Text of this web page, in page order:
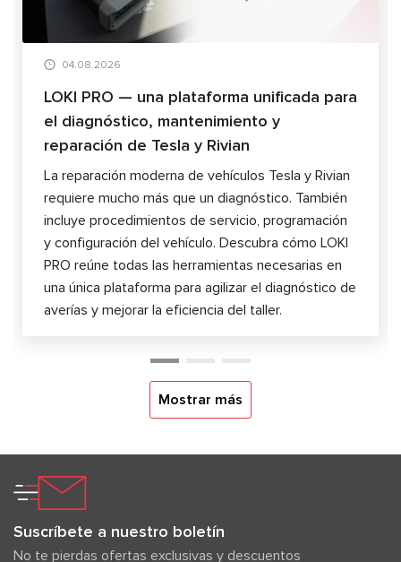
04.08.2026
LOKI PRO — una plataforma unificada para
el diagnóstico, mantenimiento y
reparación de Tesla y Rivian
La reparación moderna de vehículos Tesla y Rivian
requiere mucho más que un diagnóstico. También
incluye procedimientos de servicio, programación
y configuración del vehículo. Descubra cómo LOKI
PRO reúne todas las herramientas necesarias en
una única plataforma para agilizar el diagnóstico de
averías y mejorar la eficiencia del taller.
Mostrar más
Suscríbete a nuestro boletín
No te pierdas ofertas exclusivas y descuentos